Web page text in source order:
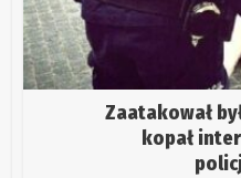
Zaatakował
kopał